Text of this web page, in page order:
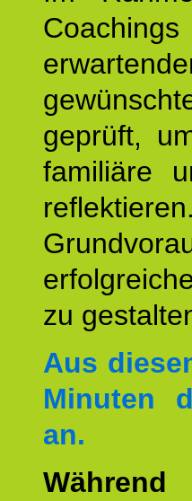
geprüft,
familiäre
zu
Aus
Minuten
an.